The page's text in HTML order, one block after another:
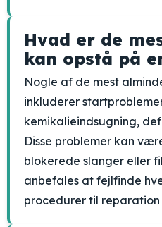
Hvad er de
kan opstå på
Nogle af de mest
inkluderer
kemikalieindsugning,
Disse problemer kan
blokerede slanger eller
anbefales at fejlfinde
procedurer til